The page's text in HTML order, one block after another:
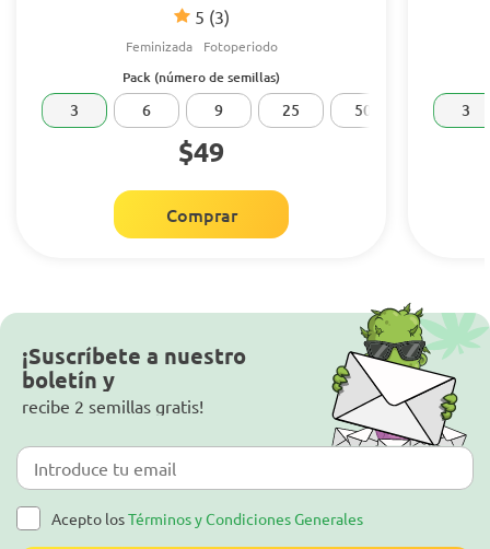
5 (3)
Feminizada Fotoperiodo
Pack (número de semillas)
3 6 9 25 50 100
$49
Comprar
3
¡Suscríbete a nuestro
boletín y
recibe 2 semillas gratis!
Acepto losTérminos y Condiciones Generales